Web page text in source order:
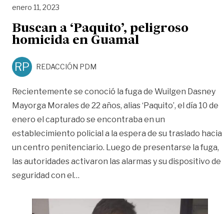
enero 11, 2023
Buscan a ‘Paquito’, peligroso
homicida en Guamal
RP REDACCIÓN PDM
Recientemente se conoció la fuga de Wuilgen Dasney
Mayorga Morales de 22 años, alias ‘Paquito’, el día 10 de
enero el capturado se encontraba en un
establecimiento policial a la espera de su traslado hacia
un centro penitenciario. Luego de presentarse la fuga,
las autoridades activaron las alarmas y su dispositivo de
seguridad con el …